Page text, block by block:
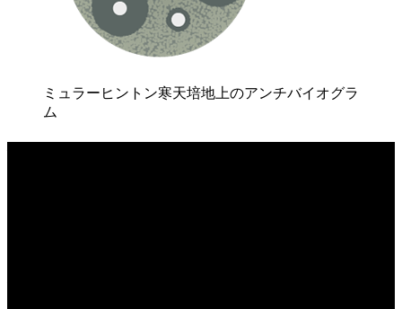
ミュラーヒントン寒天培地上のアンチバイオグラ
ム